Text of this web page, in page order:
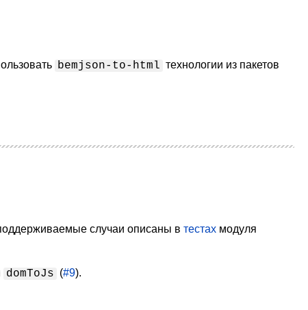
bemjson-to-html технологии из пакетов
случаи описаны в тестах модуля
domToJs (#9).